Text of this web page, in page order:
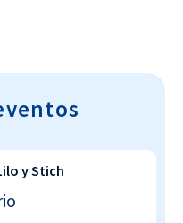
y Stich